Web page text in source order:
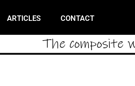
ARTICLES CONTACT
The composite